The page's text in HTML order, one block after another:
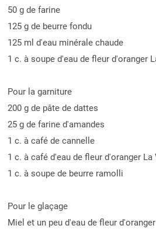
50 g de farine
125 g de beurre fondu
125 ml d'eau minérale chaude
1 c. à soupe d'eau de fleur d'oranger
Pour la garniture
200 g de pâte de dattes
25 g de farine d'amandes
1 c. à café de cannelle
1 c. à café d'eau de fleur d'oranger La
1 c. à soupe de beurre ramolli
Pour le glaçage
Miel et un peu d'eau de fleur d'oranger